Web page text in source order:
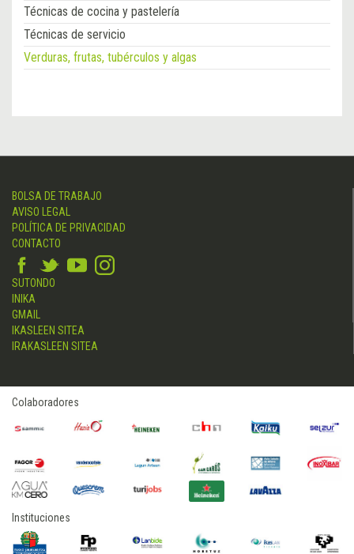
Técnicas de cocina y pastelería
Técnicas de servicio
Verduras, frutas, tubérculos y algas
BOLSA DE TRABAJO
AVISO LEGAL
POLÍTICA DE PRIVACIDAD
CONTACTO
SUTONDO
INIKA
GMAIL
IKASLEEN SITEA
IRAKASLEEN SITEA
Colaboradores
Instituciones